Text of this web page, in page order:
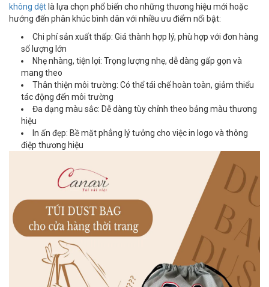
không dệt là lựa chọn phổ biến cho những thương hiệu mới hoặc
hướng đến phân khúc bình dân với nhiều ưu điểm nổi bật:
Chi phí sản xuất thấp: Giá thành hợp lý, phù hợp với đơn hàng
số lượng lớn
Nhẹ nhàng, tiện lợi: Trọng lượng nhẹ, dễ dàng gấp gọn và
mang theo
Thân thiện môi trường: Có thể tái chế hoàn toàn, giảm thiểu
tác động đến môi trường
Đa dạng màu sắc: Dễ dàng tùy chỉnh theo bảng màu thương
hiệu
In ấn đẹp: Bề mặt phẳng lý tưởng cho việc in logo và thông
điệp thương hiệu